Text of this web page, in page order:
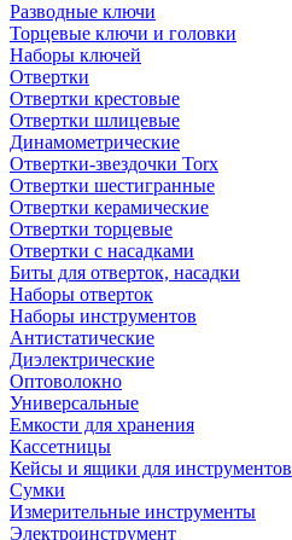
Разводные ключи
Торцевые ключи и головки
Наборы ключей
Отвертки
Отвертки крестовые
Отвертки шлицевые
Динамометрические
Отвертки-звездочки Torx
Отвертки шестигранные
Отвертки керамические
Отвертки торцевые
Отвертки с насадками
Биты для отверток, насадки
Наборы отверток
Наборы инструментов
Антистатические
Диэлектрические
Оптоволокно
Универсальные
Емкости для хранения
Кассетницы
Кейсы и ящики для инструментов
Сумки
Измерительные инструменты
Электроинструмент